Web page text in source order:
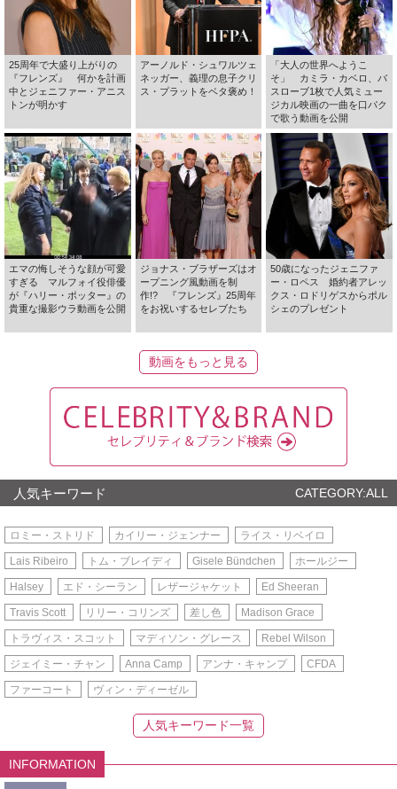
25周年で大盛り上がりの
『フレンズ』 何かを計画
中とジェニファー・アニス
トンが明かす
アーノルド・シュワルツェ
ネッガー、義理の息子クリ
ス・プラットをベタ褒め！
「大人の世界へようこ
そ」 カミラ・カベロ、バ
スローブ1枚で人気ミュー
ジカル映画の一曲を口パク
で歌う動画を公開
エマの悔しそうな顔が可愛
すぎる マルフォイ役俳優
が『ハリー・ポッター』の
貴重な撮影ウラ動画を公開
ジョナス・ブラザーズはオ
ープニング風動画を制
作!? 『フレンズ』25周年
をお祝いするセレブたち
50歳になったジェニファ
ー・ロペス 婚約者アレッ
クス・ロドリゲスからポル
シェのプレゼント
動画をもっと見る
人気キーワード CATEGORY:ALL
ロミー・ストリド カイリー・ジェンナー ライス・リベイロ
Lais Ribeiro トム・ブレイディ Gisele Bündchen ホールジー
Halsey エド・シーラン レザージャケット Ed Sheeran
Travis Scott リリー・コリンズ 差し色 Madison Grace
トラヴィス・スコット マディソン・グレース Rebel Wilson
ジェイミー・チャン Anna Camp アンナ・キャンプ CFDA
ファーコート ヴィン・ディーゼル
人気キーワード一覧
INFORMATION